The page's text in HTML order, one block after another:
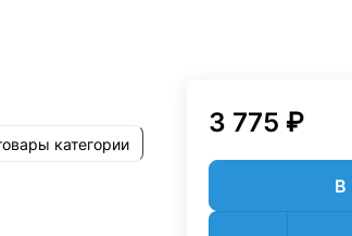
категории
3 775 ₽
В